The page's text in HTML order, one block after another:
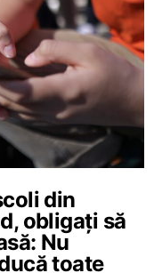
din
obligați să
Nu
toate